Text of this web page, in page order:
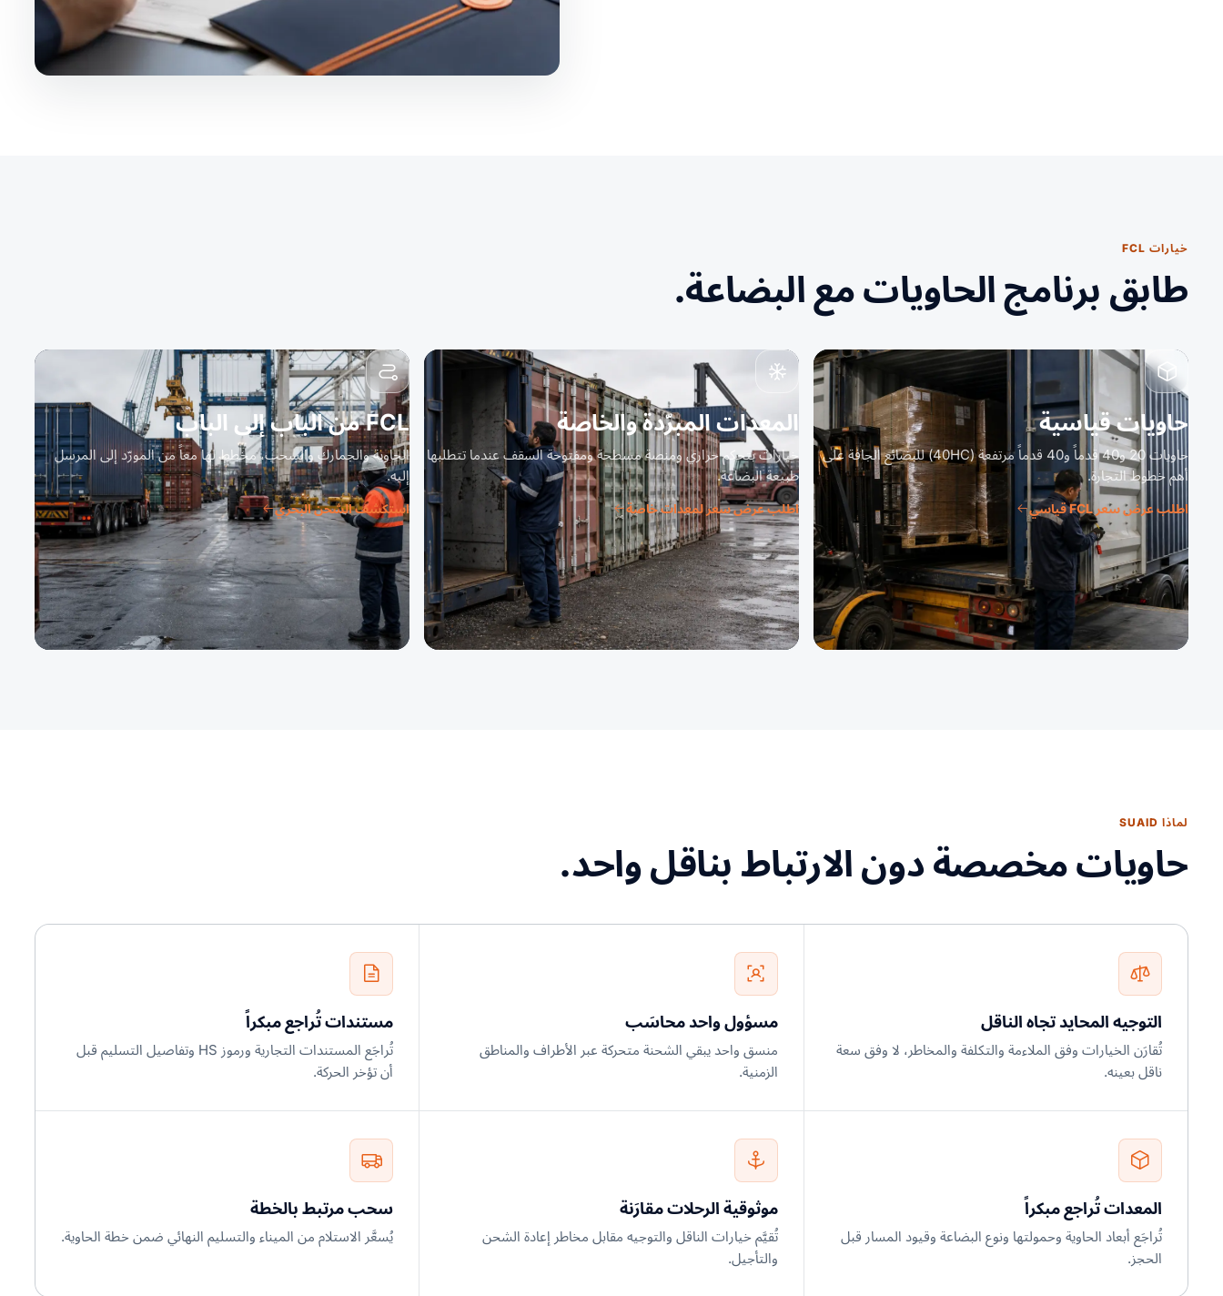
خيارات FCL
طابق برنامج الحاويات مع البضاعة.
حاويات قياسية
حاويات 20 و40 قدماً و40 قدماً مرتفعة (40HC) للبضائع الجافة على
أهم خطوط التجارة.
اطلب عرض سعر FCL قياسي
المعدات المبرّدة والخاصة
خيارات بتحكم حراري ومنصة مسطحة ومفتوحة السقف عندما تتطلبها
طبيعة البضاعة.
اطلب عرض سعر لمعدات خاصة
FCL من الباب إلى الباب
الحاوية والجمارك والسحب، مخطط لها معاً من المورّد إلى المرسل
إليه.
استكشف الشحن البحري
لماذا SUAID
حاويات مخصصة دون الارتباط بناقل واحد.
التوجيه المحايد تجاه الناقل
تُقارَن الخيارات وفق الملاءمة والتكلفة والمخاطر، لا وفق سعة
ناقل بعينه.
مسؤول واحد محاسَب
منسق واحد يبقي الشحنة متحركة عبر الأطراف والمناطق
الزمنية.
مستندات تُراجع مبكراً
تُراجَع المستندات التجارية ورموز HS وتفاصيل التسليم قبل
أن تؤخر الحركة.
المعدات تُراجع مبكراً
تُراجَع أبعاد الحاوية وحمولتها ونوع البضاعة وقيود المسار قبل
الحجز.
موثوقية الرحلات مقارَنة
تُقيَّم خيارات الناقل والتوجيه مقابل مخاطر إعادة الشحن
والتأجيل.
سحب مرتبط بالخطة
يُسعَّر الاستلام من الميناء والتسليم النهائي ضمن خطة الحاوية.